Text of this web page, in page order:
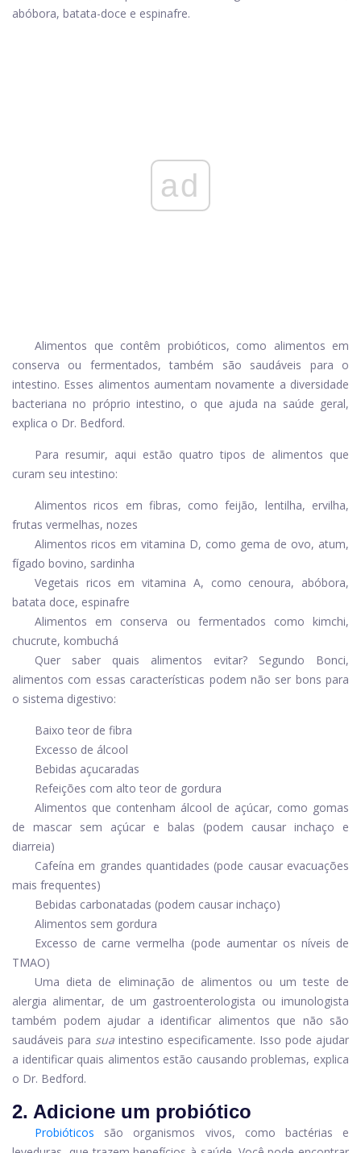
abóbora, batata-doce e espinafre.
ad
Alimentos que contêm probióticos, como alimentos em
conserva ou fermentados, também são saudáveis ​​para o
intestino. Esses alimentos aumentam novamente a diversidade
bacteriana no próprio intestino, o que ajuda na saúde geral,
explica o Dr. Bedford.
Para resumir, aqui estão quatro tipos de alimentos que
curam seu intestino:
Alimentos ricos em fibras, como feijão, lentilha, ervilha,
frutas vermelhas, nozes
Alimentos ricos em vitamina D, como gema de ovo, atum,
fígado bovino, sardinha
Vegetais ricos em vitamina A, como cenoura, abóbora,
batata doce, espinafre
Alimentos em conserva ou fermentados como kimchi,
chucrute, kombuchá
Quer saber quais alimentos evitar? Segundo Bonci,
alimentos com essas características podem não ser bons para
o sistema digestivo:
Baixo teor de fibra
Excesso de álcool
Bebidas açucaradas
Refeições com alto teor de gordura
Alimentos que contenham álcool de açúcar, como gomas
de mascar sem açúcar e balas (podem causar inchaço e
diarreia)
Cafeína em grandes quantidades (pode causar evacuações
mais frequentes)
Bebidas carbonatadas (podem causar inchaço)
Alimentos sem gordura
Excesso de carne vermelha (pode aumentar os níveis de
TMAO)
Uma dieta de eliminação de alimentos ou um teste de
alergia alimentar, de um gastroenterologista ou imunologista
também podem ajudar a identificar alimentos que não são
saudáveis ​​para sua intestino especificamente. Isso pode ajudar
a identificar quais alimentos estão causando problemas, explica
o Dr. Bedford.
2. Adicione um probiótico
Probióticos
são organismos vivos, como bactérias e